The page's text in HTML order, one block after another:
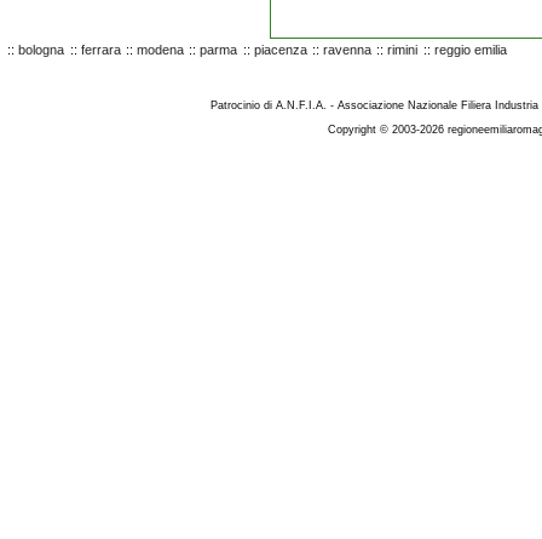
:: bologna :: ferrara :: modena :: parma :: piacenza :: ravenna :: rimini :: reggio emilia
Patrocinio di A.N.F.I.A. - Associazione Nazionale Filiera
Copyright © 2003-2026